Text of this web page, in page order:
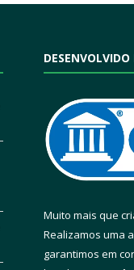
DESENVOLVIDO
Muito mais que
Realizamos uma
garantimos em